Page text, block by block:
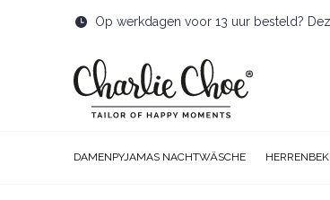
DAMENPYJAMAS NACHTWÄSCHE
Op werkdagen voor 13 uur besteld?